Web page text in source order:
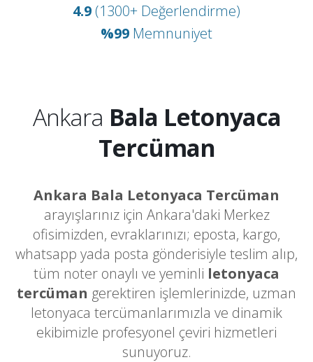
4.9 (1300+ Değerlendirme)
%99 Memnuniyet
Ankara Bala Letonyaca
Tercüman
Ankara Bala Letonyaca Tercüman
arayışlarınız için Ankara'daki Merkez
ofisimizden, evraklarınızı; eposta, kargo,
whatsapp yada posta gönderisiyle teslim alıp,
tüm noter onaylı ve yeminli letonyaca
tercüman gerektiren işlemlerinizde, uzman
letonyaca tercümanlarımızla ve dinamik
ekibimizle profesyonel çeviri hizmetleri
sunuyoruz.